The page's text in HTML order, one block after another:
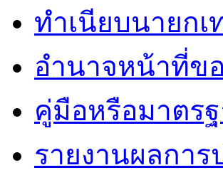
ทำเนียบนายก
อำนาจหน้าที่ข
คู่มือหรือมาตร
รายงานผลกา